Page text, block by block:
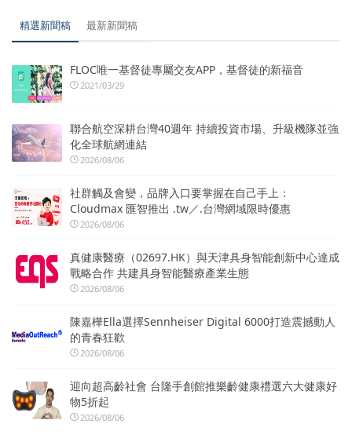
精選新聞稿 最新新聞稿
FLOC唯一基督徒專屬交友APP，基督徒的新福音
2021/03/29
聯合航空深耕台灣40週年 持續投資市場、升級機隊並強
化全球航網連結
2026/08/06
社群觸及會變，品牌入口要掌握在自己手上：
Cloudmax 匯智推出 .tw／.台灣網域限時優惠
2026/08/06
真健康醫療（02697.HK）與天津具身智能創新中心達成
戰略合作 共建具身智能醫療產業生態
2026/08/06
陳嘉樺Ella選擇Sennheiser Digital 6000打造震撼動人
的青春狂歡
2026/08/06
迎向超高齡社會 台隆手創館推樂齡健康禮選六大健康好
物5折起
2026/08/06